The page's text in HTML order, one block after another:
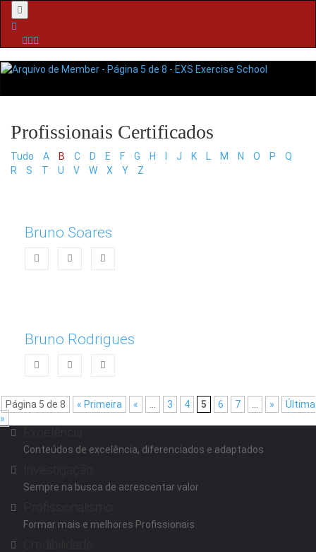
Menu
Tudo A B C D E F G H J K L M N O P
Q
R
S T U V W X Y Z
Bruno Soares
Bruno Rodrigues
Página 5 de 8 « Primeira « 3 4 5 6 7 »
Última
»
Conteúdos de excelência, diferenciados e adaptados
Sempre na busca de acrescentar valor
Formar mais e melhores Profissionais